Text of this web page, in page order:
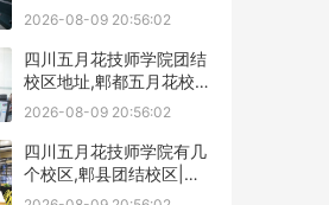
及学费表
2026-08-09 20:56:02
四川五月花技师学院团结
校区地址,郫都五月花校园
环境好不好
2026-08-09 20:56:02
四川五月花技师学院有几
个校区,郫县团结校区|金
堂校区|康定分校